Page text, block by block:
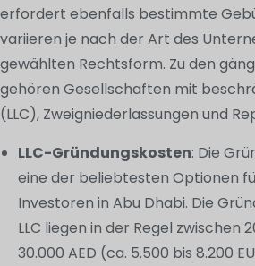
erfordert ebenfalls bestimmte
variieren je nach der Art des
gewählten Rechtsform. Zu den
gehören Gesellschaften mit
(LLC), Zweigniederlassungen und
LLC-Gründungskosten: Die
eine der beliebtesten Optionen
Investoren in Abu Dhabi. Die
LLC liegen in der Regel zwischen
30.000 AED (ca. 5.500 bis 8.200